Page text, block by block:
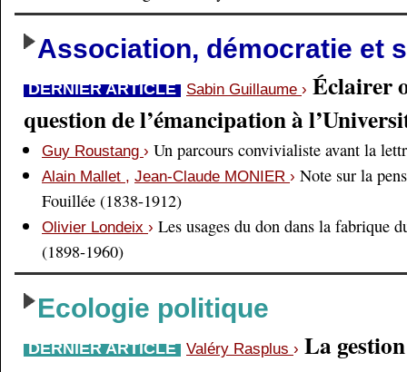
Association, démocratie et
DERNIER ARTICLE Sabin Guillaume › Éclairer
question de l’émancipation à
Guy Roustang › Un parcours convivialiste avant la
Alain Mallet , Jean-Claude MONIER › Note sur la
Fouillée (1838-1912)
Olivier Londeix › Les usages du don dans la fabrique
(1898-1960)
Ecologie politique
DERNIER ARTICLE Valéry Rasplus › La